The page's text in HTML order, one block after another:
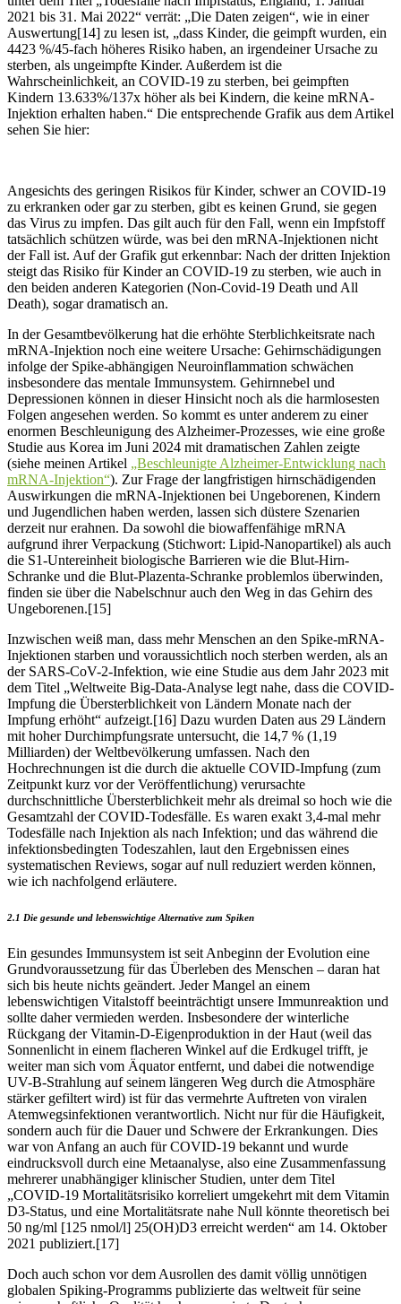
2021 bis 31. Mai 2022“ verrät: „Die Daten zeigen“, wie in einer
Auswertung[14] zu lesen ist, „dass Kinder, die geimpft wurden, ein
4423 %/45-fach höheres Risiko haben, an irgendeiner Ursache zu
sterben, als ungeimpfte Kinder. Außerdem ist die
Wahrscheinlichkeit, an COVID-19 zu sterben, bei geimpften
Kindern 13.633%/137x höher als bei Kindern, die keine mRNA-
Injektion erhalten haben.“ Die entsprechende Grafik aus dem Artikel
sehen Sie hier:
Angesichts des geringen Risikos für Kinder, schwer an COVID-19
zu erkranken oder gar zu sterben, gibt es keinen Grund, sie gegen
das Virus zu impfen. Das gilt auch für den Fall, wenn ein Impfstoff
tatsächlich schützen würde, was bei den mRNA-Injektionen nicht
der Fall ist. Auf der Grafik gut erkennbar: Nach der dritten Injektion
steigt das Risiko für Kinder an COVID-19 zu sterben, wie auch in
den beiden anderen Kategorien (Non-Covid-19 Death und All
Death), sogar dramatisch an.
In der Gesamtbevölkerung hat die erhöhte Sterblichkeitsrate nach
mRNA-Injektion noch eine weitere Ursache: Gehirnschädigungen
infolge der Spike-abhängigen Neuroinflammation schwächen
insbesondere das mentale Immunsystem. Gehirnnebel und
Depressionen können in dieser Hinsicht noch als die harmlosesten
Folgen angesehen werden. So kommt es unter anderem zu einer
enormen Beschleunigung des Alzheimer-Prozesses, wie eine große
Studie aus Korea im Juni 2024 mit dramatischen Zahlen zeigte
(siehe meinen Artikel „Beschleunigte Alzheimer-Entwicklung nach
mRNA-Injektion“). Zur Frage der langfristigen hirnschädigenden
Auswirkungen die mRNA-Injektionen bei Ungeborenen, Kindern
und Jugendlichen haben werden, lassen sich düstere Szenarien
derzeit nur erahnen. Da sowohl die biowaffenfähige mRNA
aufgrund ihrer Verpackung (Stichwort: Lipid-Nanopartikel) als auch
die S1-Untereinheit biologische Barrieren wie die Blut-Hirn-
Schranke und die Blut-Plazenta-Schranke problemlos überwinden,
finden sie über die Nabelschnur auch den Weg in das Gehirn des
Ungeborenen.[15]
Inzwischen weiß man, dass mehr Menschen an den Spike-mRNA-
Injektionen starben und voraussichtlich noch sterben werden, als an
der SARS-CoV-2-Infektion, wie eine Studie aus dem Jahr 2023 mit
dem Titel „Weltweite Big-Data-Analyse legt nahe, dass die COVID-
Impfung die Übersterblichkeit von Ländern Monate nach der
Impfung erhöht“ aufzeigt.[16] Dazu wurden Daten aus 29 Ländern
mit hoher Durchimpfungsrate untersucht, die 14,7 % (1,19
Milliarden) der Weltbevölkerung umfassen. Nach den
Hochrechnungen ist die durch die aktuelle COVID-Impfung (zum
Zeitpunkt kurz vor der Veröffentlichung) verursachte
durchschnittliche Übersterblichkeit mehr als dreimal so hoch wie die
Gesamtzahl der COVID-Todesfälle. Es waren exakt 3,4-mal mehr
Todesfälle nach Injektion als nach Infektion; und das während die
infektionsbedingten Todeszahlen, laut den Ergebnissen eines
systematischen Reviews, sogar auf null reduziert werden können,
wie ich nachfolgend erläutere.
2.1 Die gesunde und lebenswichtige Alternative zum Spiken
Ein gesundes Immunsystem ist seit Anbeginn der Evolution eine
Grundvoraussetzung für das Überleben des Menschen – daran hat
sich bis heute nichts geändert. Jeder Mangel an einem
lebenswichtigen Vitalstoff beeinträchtigt unsere Immunreaktion und
sollte daher vermieden werden. Insbesondere der winterliche
Rückgang der Vitamin-D-Eigenproduktion in der Haut (weil das
Sonnenlicht in einem flacheren Winkel auf die Erdkugel trifft, je
weiter man sich vom Äquator entfernt, und dabei die notwendige
UV-B-Strahlung auf seinem längeren Weg durch die Atmosphäre
stärker gefiltert wird) ist für das vermehrte Auftreten von viralen
Atemwegsinfektionen verantwortlich. Nicht nur für die Häufigkeit,
sondern auch für die Dauer und Schwere der Erkrankungen. Dies
war von Anfang an auch für COVID-19 bekannt und wurde
eindrucksvoll durch eine Metaanalyse, also eine Zusammenfassung
mehrerer unabhängiger klinischer Studien, unter dem Titel
„COVID-19 Mortalitätsrisiko korreliert umgekehrt mit dem Vitamin
D3-Status, und eine Mortalitätsrate nahe Null könnte theoretisch bei
50 ng/ml [125 nmol/l] 25(OH)D3 erreicht werden“ am 14. Oktober
2021 publiziert.[17]
Doch auch schon vor dem Ausrollen des damit völlig unnötigen
globalen Spiking-Programms publizierte das weltweit für seine